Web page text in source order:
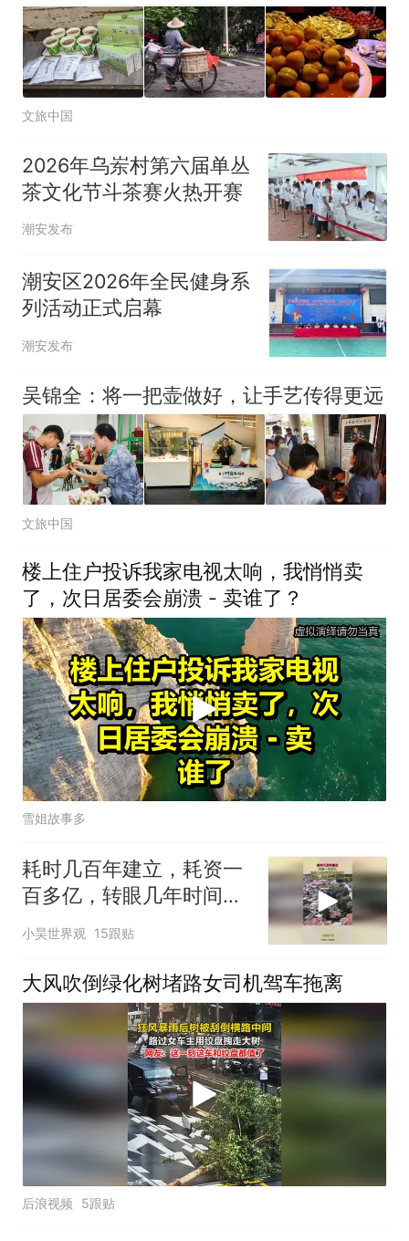
文旅中国
2026年乌岽村第六届单丛
茶文化节斗茶赛火热开赛
潮安发布
潮安区2026年全民健身系
列活动正式启幕
潮安发布
吴锦全：将一把壶做好，让手艺传得更远
文旅中国
楼上住户投诉我家电视太响，我悄悄卖
了，次日居委会崩溃 - 卖谁了？
雪姐故事多
耗时几百年建立，耗资一
百多亿，转眼几年时间竟
面临拆迁！
小昊世界观 15跟贴
大风吹倒绿化树堵路女司机驾车拖离
后浪视频 5跟贴